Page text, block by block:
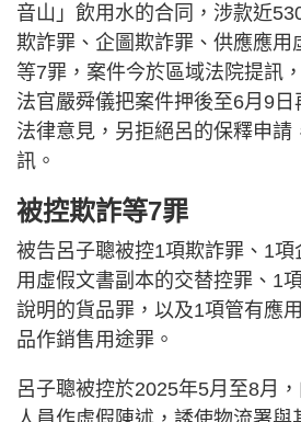
音山」飲用水的合同，涉款近
欺詐罪、企圖欺詐罪、供應應用
等7罪，案件今於區域法院提訊
法官嚴舜儀把案件押後至6月9
法律意見，另拒絕呂的保釋申請
訊。
被控欺詐等7罪
被告呂子聰被控1項欺詐罪、1
用虛假文書副本的交替控罪、1
說明的貨品罪，以及1項管有應
品作銷售用途罪。
呂子聰被控於2025年5月至8月